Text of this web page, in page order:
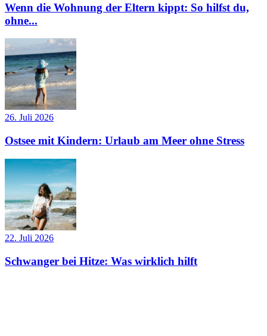
Wenn die Wohnung der Eltern kippt: So hilfst du,
ohne...
26. Juli 2026
Ostsee mit Kindern: Urlaub am Meer ohne Stress
22. Juli 2026
Schwanger bei Hitze: Was wirklich hilft